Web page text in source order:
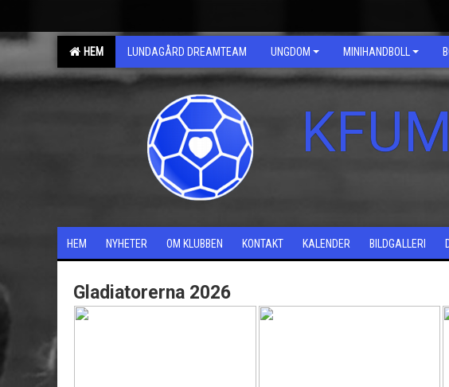
HEM LUNDAGÅRD DREAMTEAM UNGDOM MINIHANDBOLL
HEM NYHETER OM KLUBBEN KONTAKT KALENDER BILDGALLERI
Gladiatorerna 2026